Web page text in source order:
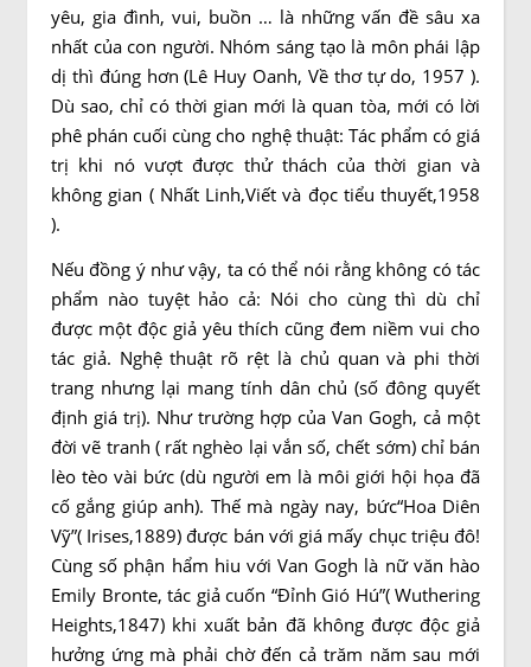
yêu, gia đình, vui, buồn … là những vấn đề sâu xa
nhất của con người. Nhóm sáng tạo là môn phái lập
dị thì đúng hơn (Lê Huy Oanh, Về thơ tự do, 1957 ).
Dù sao, chỉ có thời gian mới là quan tòa, mới có lời
phê phán cuối cùng cho nghệ thuật: Tác phẩm có giá
trị khi nó vượt được thử thách của thời gian và
không gian ( Nhất Linh,Viết và đọc tiểu thuyết,1958
).
Nếu đồng ý như vậy, ta có thể nói rằng không có tác
phẩm nào tuyệt hảo cả: Nói cho cùng thì dù chỉ
được một độc giả yêu thích cũng đem niềm vui cho
tác giả. Nghệ thuật rõ rệt là chủ quan và phi thời
trang nhưng lại mang tính dân chủ (số đông quyết
định giá trị). Như trường hợp của Van Gogh, cả một
đời vẽ tranh ( rất nghèo lại vắn số, chết sớm) chỉ bán
lèo tèo vài bức (dù người em là môi giới hội họa đã
cố gắng giúp anh). Thế mà ngày nay, bức“Hoa Diên
Vỹ”( Irises,1889) được bán với giá mấy chục triệu đô!
Cùng số phận hẩm hiu với Van Gogh là nữ văn hào
Emily Bronte, tác giả cuốn “Đỉnh Gió Hú”( Wuthering
Heights,1847) khi xuất bản đã không được độc giả
hưởng ứng mà phải chờ đến cả trăm năm sau mới